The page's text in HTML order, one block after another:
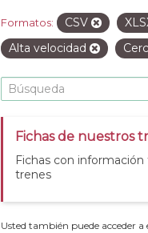
Formatos: CSV
Alta velocidad
Fichas de nuestros
Fichas con
trenes
Usted también puede acceder